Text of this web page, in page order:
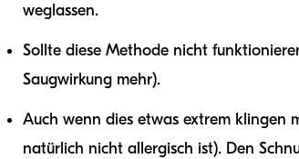
weglassen.
Sollte diese Methode nicht
Saugwirkung mehr).
Auch wenn dies etwas extrem klingen
natürlich nicht allergisch ist). Den